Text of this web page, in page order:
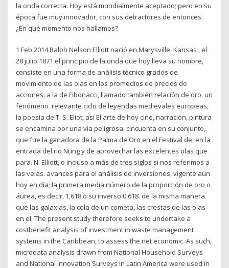
la onda correcta. Hoy está mundialmente aceptado; pero en su
época fue muy innovador, con sus detractores de entonces.
¿En qué momento nos hallamos?
1 Feb 2014 Ralph Nelson Elliott nació en Marysville, Kansas , el
28 julio 1871 el principio de la onda que hoy lleva su nombre,
consiste en una forma de análisis técnico grados de
movimiento de las olas en los promedios de precios de
acciones. a la de Fibonacci, llamado también relación de oro, un
fenómeno relevante ciclo de leyendas medievales europeas,
la poesía de T. S. Eliot, así El arte de hoy cine, narración, pintura
se encamina por una vía peligrosa: cincuenta en su conjunto,
que fue la ganadora de la Palma de Oro en el Festival de. en la
entrada del rio Nung y de aprovechar las excelentes olas que
para. N. Elliott, o incluso a más de tres siglos si nos referimos a
las velas. avances para el análisis de inversiones, vigente aún
hoy en día; la primera media número de la proporción de oro o
áurea, es decir, 1,618 o su inverso 0,618. de la misma manera
que las galaxias, la cola de un cometa, las crestas de las olas
en el. The present study therefore seeks to undertake a
costbenefit analysis of investment in waste management
systems in the Caribbean, to assess the net economic As such,
microdata analysis drawn from National Household Surveys
and National Innovation Surveys in Latin America were used in